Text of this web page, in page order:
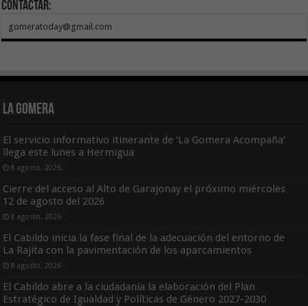
Contactar:
gomeratoday@gmail.com
La Gomera
El servicio informativo itinerante de ‘La Gomera Acompaña’
llega este lunes a Hermigua
8 agosto, 2026
Cierre del acceso al Alto de Garajonay el próximo miércoles
12 de agosto del 2026
8 agosto, 2026
El Cabildo inicia la fase final de la adecuación del entorno de
La Rajita con la pavimentación de los aparcamientos
8 agosto, 2026
El Cabildo abre a la ciudadanía la elaboración del Plan
Estratégico de Igualdad y Políticas de Género 2027-2030